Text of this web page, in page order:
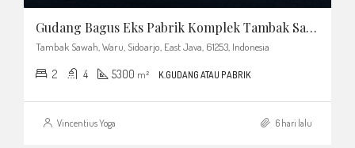
Gudang Bagus Eks Pabrik Komplek Tambak Sawah Waru Sidoarjo
Tambak Sawah, Waru, Sidoarjo, East Java, 61253, Indonesia
2 4 5300 m² K.GUDANG ATAU PABRIK
Vincentius Yoga 6 hari lalu